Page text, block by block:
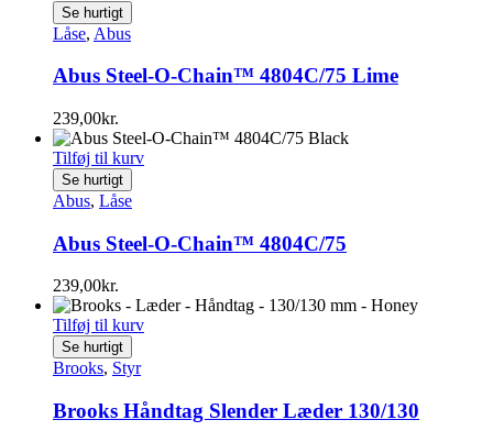
Se hurtigt
Låse, Abus
Abus Steel-O-Chain™ 4804C/75 Lime
239,00kr.
Tilføj til kurv
Se hurtigt
Abus, Låse
Abus Steel-O-Chain™ 4804C/75
239,00kr.
Tilføj til kurv
Se hurtigt
Brooks, Styr
Brooks Håndtag Slender Læder 130/130